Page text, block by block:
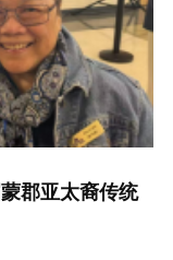
郡亚太裔传统